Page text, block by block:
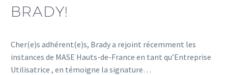
BRADY!
Cher(e)s adhérent(e)s, Brady a rejoint récemment les
instances de MASE Hauts-de-France en tant qu’Entreprise
Utilisatrice , en témoigne la signature…